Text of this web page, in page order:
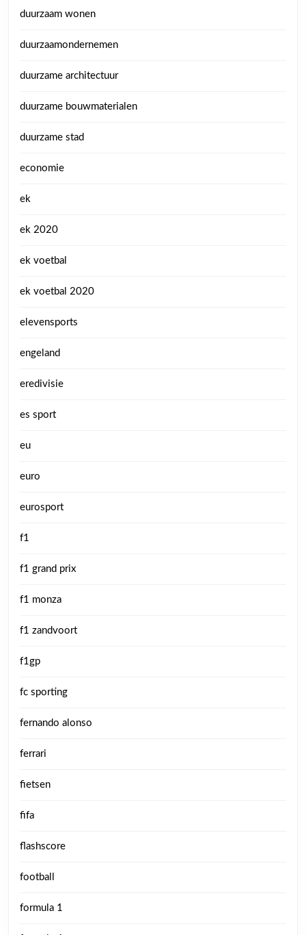
duurzaam wonen
duurzaamondernemen
duurzame architectuur
duurzame bouwmaterialen
duurzame stad
economie
ek
ek 2020
ek voetbal
ek voetbal 2020
elevensports
engeland
eredivisie
es sport
eu
euro
eurosport
f1
f1 grand prix
f1 monza
f1 zandvoort
f1gp
fc sporting
fernando alonso
ferrari
fietsen
fifa
flashscore
football
formula 1